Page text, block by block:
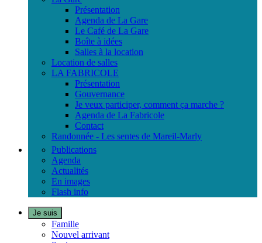
Présentation
Agenda de La Gare
Le Café de La Gare
Boîte à idées
Salles à la location
Location de salles
LA FABRICOLE
Présentation
Gouvernance
Je veux participer, comment ça marche ?
Agenda de La Fabricole
Contact
Randonnée - Les sentes de Mareil-Marly
Publications
Agenda
Actualités
En images
Flash info
Je suis
Famille
Nouvel arrivant